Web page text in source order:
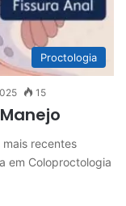
Proctologia
15
recentes
em Coloproctologia